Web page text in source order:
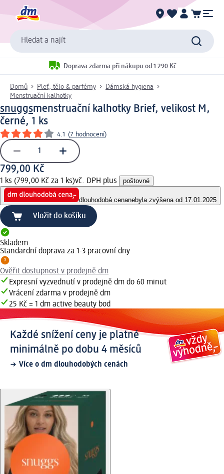
Hledat a najít
Doprava zdarma při nákupu od 1 290 Kč
Domů Pleť, tělo & parfémy
Dámská hygiena
Menstruační kalhotky
snuggsmenstruační kalhotky Brief, velikost M,
černé, 1 ks
4.1 (7 hodnocení)
799,00 Kč
1 ks (799,00 Kč za 1 ks)vč. DPH plus poštovné
dlouhodobá cenanebyla zvýšena od 17.01.2025
Vložit do košíku
Skladem
Standardní doprava za 1-3 pracovní dny
Ověřit dostupnost v prodejně dm
Expresní vyzvednutí v prodejně dm do 60 minut
Vrácení zdarma v prodejně dm
25 Kč = 1 dm active beauty bod
Každé snížení ceny je platné
minimálně po dobu 4 měsíců
Více o dm dlouhodobých cenách